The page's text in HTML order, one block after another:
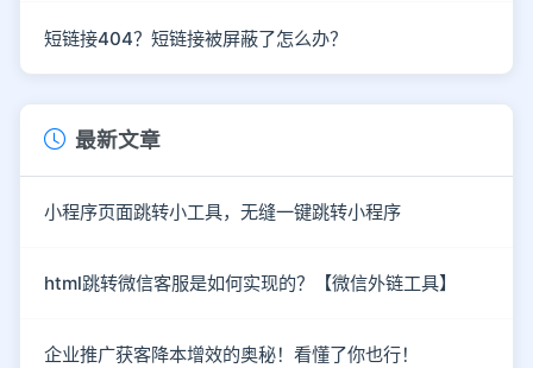
短链接404？短链接被屏蔽了怎么办？
最新文章
小程序页面跳转小工具，无缝一键跳转小程序
html跳转微信客服是如何实现的？【微信外链工具】
企业推广获客降本增效的奥秘！看懂了你也行！